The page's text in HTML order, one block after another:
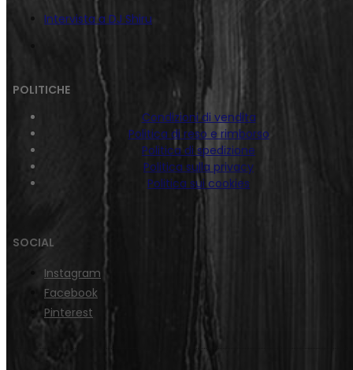
Intervista a DJ Shiru
POLITICHE
Condizioni di vendita
Politica di reso e rimborso
Politica di spedizione
Politica sulla privacy
Politica sui cookies
SOCIAL
Instagram
Facebook
Pinterest